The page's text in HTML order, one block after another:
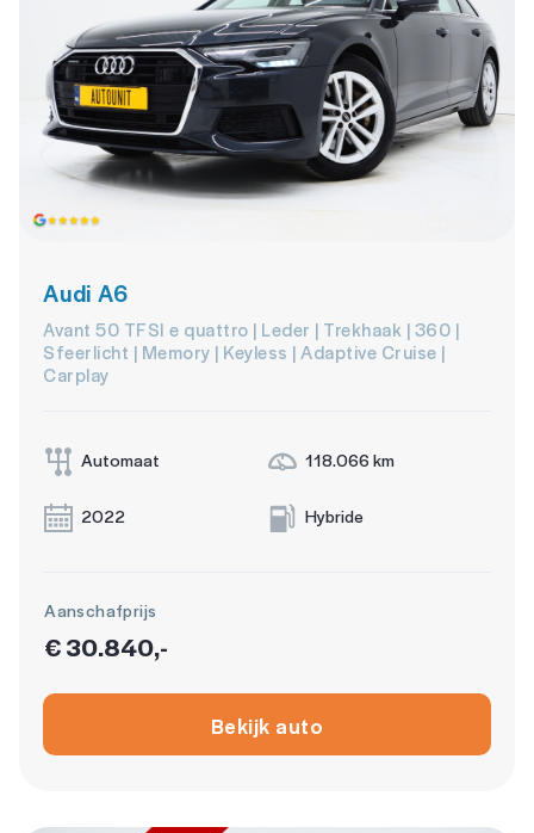
Audi A6
Avant 50 TFSI e quattro | Leder | Trekhaak | 360 |
Sfeerlicht | Memory | Keyless | Adaptive Cruise |
Carplay
Automaat 118.066 km
2022 Hybride
Aanschafprijs
€ 30.840,-
Bekijk auto